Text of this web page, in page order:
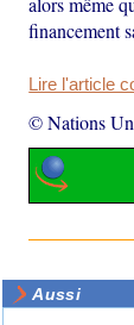
financement
Lire l'article
© Nations
Aussi